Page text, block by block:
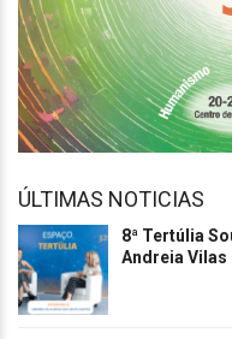
ÚLTIMAS NOTICIAS
8ª Tertúlia
Andreia Vilas